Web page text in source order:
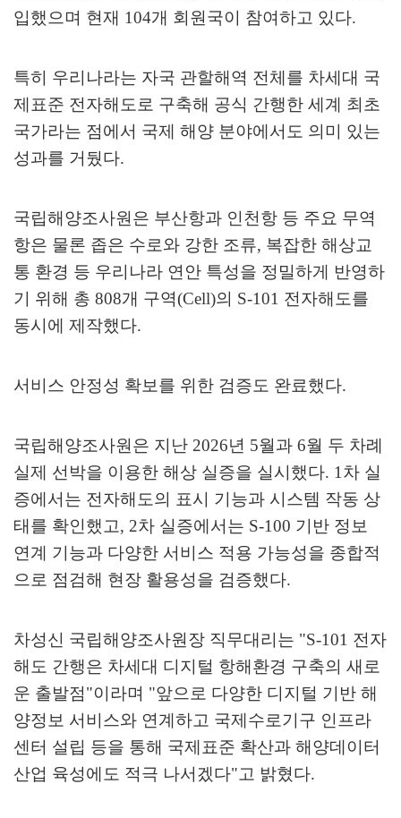
입했으며 현재 104개 회원국이 참여하고 있다.
특히 우리나라는 자국 관할해역 전체를 차세대 국
제표준 전자해도로 구축해 공식 간행한 세계 최초
국가라는 점에서 국제 해양 분야에서도 의미 있는
성과를 거뒀다.
국립해양조사원은 부산항과 인천항 등 주요 무역
항은 물론 좁은 수로와 강한 조류, 복잡한 해상교
통 환경 등 우리나라 연안 특성을 정밀하게 반영하
기 위해 총 808개 구역(Cell)의 S-101 전자해도를
동시에 제작했다.
서비스 안정성 확보를 위한 검증도 완료했다.
국립해양조사원은 지난 2026년 5월과 6월 두 차례
실제 선박을 이용한 해상 실증을 실시했다. 1 차 실
증에서는 전자해도의 표시 기능과 시스템 작동 상
태를 확인했고, 2차 실증에서는 S-100 기반 정보
연계 기능과 다양한 서비스 적용 가능성을 종합적
으로 점검해 현장 활용성을 검증했다.
차성신 국립해양조사원장 직무대리는 "S-101 전자
해도 간행은 차세대 디지털 항해환경 구축의 새로
운 출발점"이라며 "앞으로 다양한 디지털 기반 해
양정보 서비스와 연계하고 국제수로기구 인프라
센터 설립 등을 통해 국제표준 확산과 해양데이터
산업 육성에도 적극 나서겠다"고 밝혔다.